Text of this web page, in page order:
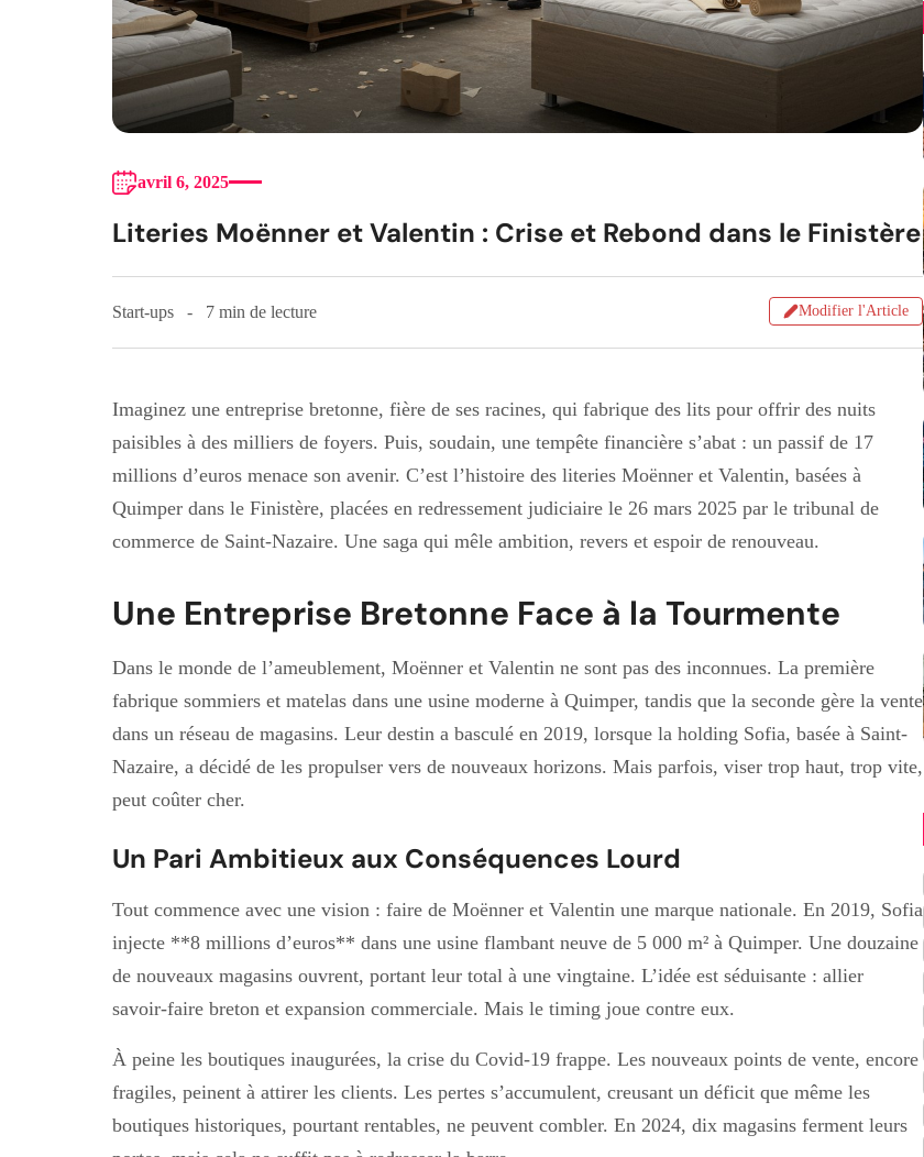
avril 6, 2025
Literies Moënner et Valentin : Crise et Rebond dans le Finistère
Start-ups 7 min de lecture Modifier l'Article
Imaginez une entreprise bretonne, fière de ses racines, qui fabrique des lits pour offrir des nuits
paisibles à des milliers de foyers. Puis, soudain, une tempête financière s’abat : un passif de 17
millions d’euros menace son avenir. C’est l’histoire des literies Moënner et Valentin, basées à
Quimper dans le Finistère, placées en redressement judiciaire le 26 mars 2025 par le tribunal de
commerce de Saint-Nazaire. Une saga qui mêle ambition, revers et espoir de renouveau.
Une Entreprise Bretonne Face à la Tourmente
Dans le monde de l’ameublement, Moënner et Valentin ne sont pas des inconnues. La première
fabrique sommiers et matelas dans une usine moderne à Quimper, tandis que la seconde gère la vente
dans un réseau de magasins. Leur destin a basculé en 2019, lorsque la holding Sofia, basée à Saint-
Nazaire, a décidé de les propulser vers de nouveaux horizons. Mais parfois, viser trop haut, trop vite,
peut coûter cher.
Un Pari Ambitieux aux Conséquences Lourd
Tout commence avec une vision : faire de Moënner et Valentin une marque nationale. En 2019, Sofia
injecte **8 millions d’euros** dans une usine flambant neuve de 5 000 m² à Quimper. Une douzaine
de nouveaux magasins ouvrent, portant leur total à une vingtaine. L’idée est séduisante : allier
savoir-faire breton et expansion commerciale. Mais le timing joue contre eux.
À peine les boutiques inaugurées, la crise du Covid-19 frappe. Les nouveaux points de vente, encore
fragiles, peinent à attirer les clients. Les pertes s’accumulent, creusant un déficit que même les
boutiques historiques, pourtant rentables, ne peuvent combler. En 2024, dix magasins ferment leurs